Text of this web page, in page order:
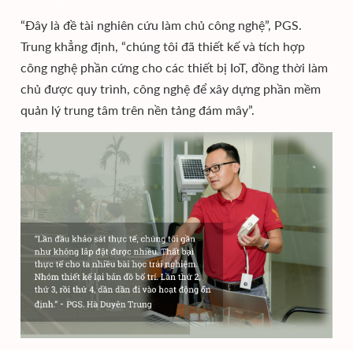
“Đây là đề tài nghiên cứu làm chủ công nghệ”, PGS.
Trung khẳng định, “chúng tôi đã thiết kế và tích hợp
công nghệ phần cứng cho các thiết bị IoT, đồng thời làm
chủ được quy trình, công nghệ để xây dựng phần mềm
quản lý trung tâm trên nền tảng đám mây”.